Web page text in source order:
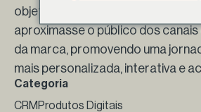
objetivo de oferecer uma
aproximasse o público dos
da marca, promovendo uma
mais personalizada, interativa e
Categoria
CRM Produtos Digitais